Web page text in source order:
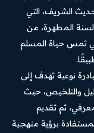
الشريف، التي
المطهرة، من
تمس حياة المسلم
نوعية تهدف إلى
والتلخيص، حيث
ثم تقديم
برؤية منهجية